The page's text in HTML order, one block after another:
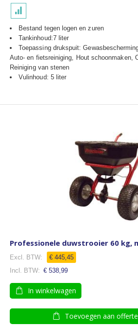
Bestand tegen logen en zuren
Tankinhoud:7 liter
Toepassing drukspuit:
Auto- en fietsreiniging, Hout schoonmaken,
Reiniging van stenen
Vulinhoud: 5 liter
Professionele duwstrooier 60 kg,
€ 445,45
€ 538,99
In winkelwagen
Toevoegen aan offerte